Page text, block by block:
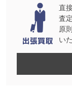
直
査
原
い